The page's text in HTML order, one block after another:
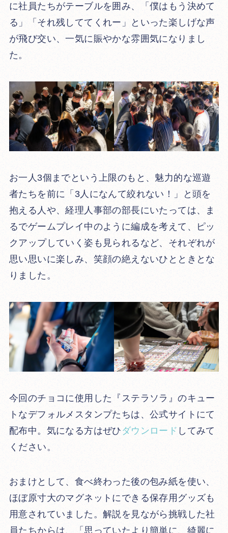
に社員たちがテーブルを囲み、「僕はもう決めて
る」「それ残しててくれー」といった楽しげな声
が飛び交い、一気に賑やかな雰囲気になりまし
た。
お一人3個までという上限のもと、魅力的な巡遊
者たちを前に「3人になんて絞れない！」と頭を
抱える人や、経理人事部の部長にいたっては、ま
るでゲームプレイ中のように編成を考えて、ピッ
クアップしていく姿も見られるなど、それぞれが
思い思いに楽しみ、笑顔の絶えないひとときとな
りました。
今回のチョコに使用した『ステラソラ』のキュー
トなデフォルメスタンプたちは、公式サイトにて
配布中。気になる方はぜひ ダウンロード してみて
ください。
おまけとして、食べ終わった後の包み紙を使い、
ほぼ原寸大のマグネットにできる保存用グッズも
用意されていました。解説を見ながら挑戦した社
員たちからは、「思っていたより簡単に、綺麗に